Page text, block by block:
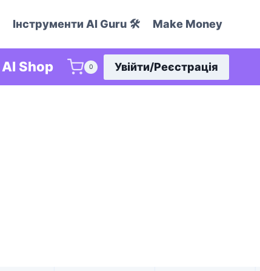
Інструменти AI Guru 🛠️ Make Money
AI Shop 0 Увійти/Реєстрація